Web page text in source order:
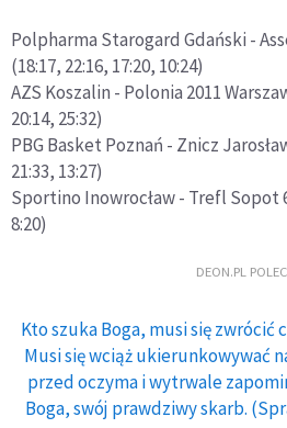
Polpharma Starogard Gdański -
(18:17, 22:16, 17:20, 10:24)
AZS Koszalin - Polonia 2011
20:14, 25:32)
PBG Basket Poznań - Znicz
21:33, 13:27)
Sportino Inowrocław - Trefl Sopot
8:20)
DEON.PL
Kto szuka Boga, musi się zwrócić
Musi się wciąż ukierunkowywać
przed oczyma i wytrwale
Boga, swój prawdziwy skarb.